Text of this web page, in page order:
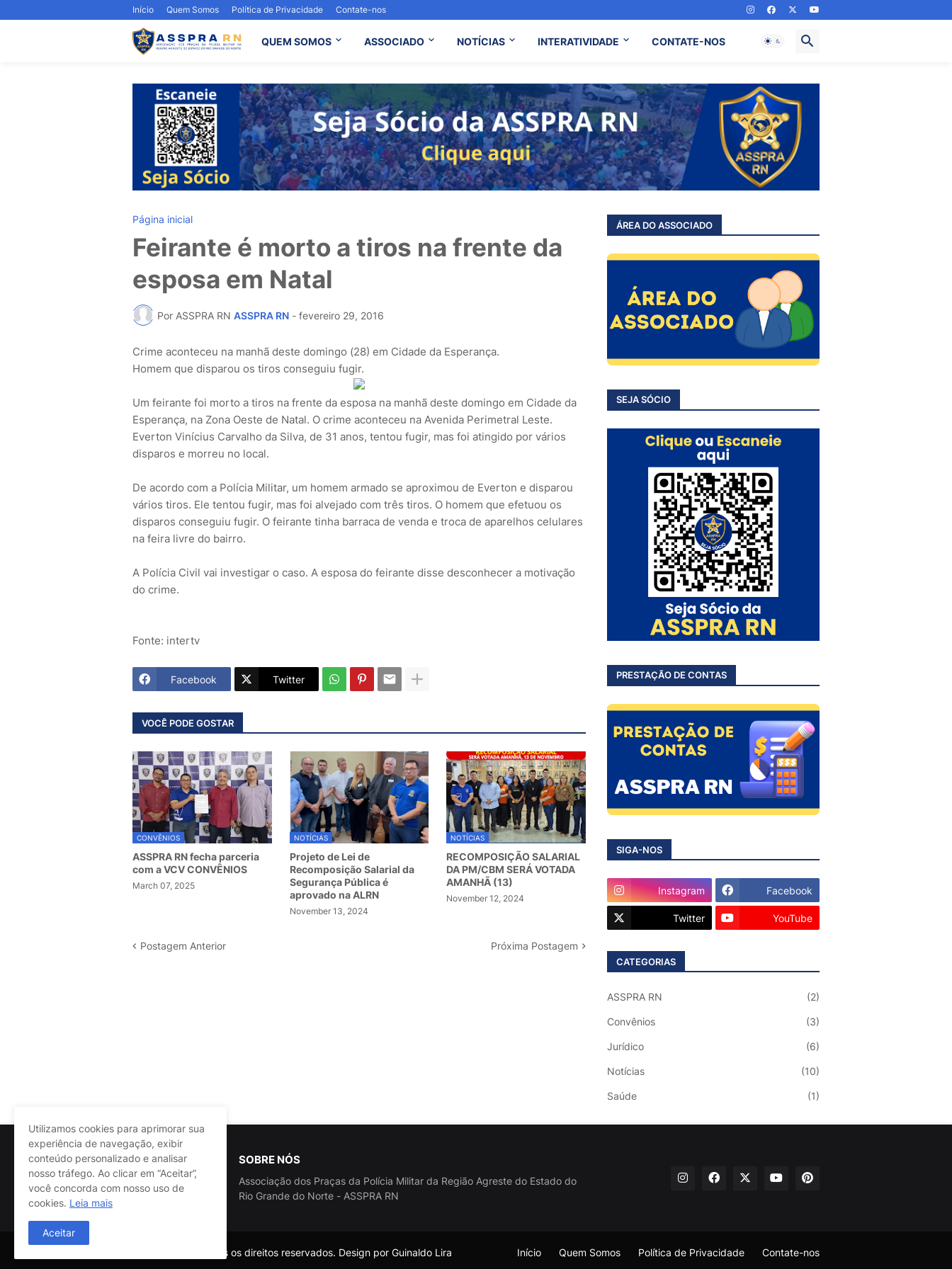
Início Quem Somos Política de Privacidade Contate-nos
QUEM SOMOS ASSOCIADO NOTÍCIAS INTERATIVIDADE CONTATE-NOS
Página inicial
Feirante é morto a tiros na frente da
esposa em Natal
Por ASSPRA RN ASSPRA RN - fevereiro 29, 2016
Crime aconteceu na manhã deste domingo (28) em Cidade da Esperança.
Homem que disparou os tiros conseguiu fugir.
Um feirante foi morto a tiros na frente da esposa na manhã deste domingo em Cidade da
Esperança, na Zona Oeste de Natal. O crime aconteceu na Avenida Perimetral Leste.
Everton Vinícius Carvalho da Silva, de 31 anos, tentou fugir, mas foi atingido por vários
disparos e morreu no local.
De acordo com a Polícia Militar, um homem armado se aproximou de Everton e disparou
vários tiros. Ele tentou fugir, mas foi alvejado com três tiros. O homem que efetuou os
disparos conseguiu fugir. O feirante tinha barraca de venda e troca de aparelhos celulares
na feira livre do bairro.
A Polícia Civil vai investigar o caso. A esposa do feirante disse desconhecer a motivação
do crime.
Fonte: intertv
Facebook Twitter
VOCÊ PODE GOSTAR
CONVÊNIOS
ASSPRA RN fecha parceria
com a VCV CONVÊNIOS
March 07, 2025
NOTÍCIAS
Projeto de Lei de
Recomposição Salarial da
Segurança Pública é
aprovado na ALRN
November 13, 2024
NOTÍCIAS
RECOMPOSIÇÃO SALARIAL
DA PM/CBM SERÁ VOTADA
AMANHÃ (13)
November 12, 2024
Postagem Anterior Próxima Postagem
ÁREA DO ASSOCIADO
SEJA SÓCIO
PRESTAÇÃO DE CONTAS
SIGA-NOS
Instagram Facebook
Twitter YouTube
CATEGORIAS
ASSPRA RN (2)
Convênios (3)
Jurídico (6)
Notícias (10)
Saúde (1)
SOBRE NÓS
Associação dos Praças da Polícia Militar da Região Agreste do Estado do
Rio Grande do Norte - ASSPRA RN
@ASSPRA RN Todos os direitos reservados. Design por Guinaldo Lira Início Quem Somos Política de Privacidade Contate-nos
Utilizamos cookies para aprimorar sua
experiência de navegação, exibir
conteúdo personalizado e analisar
nosso tráfego. Ao clicar em “Aceitar”,
você concorda com nosso uso de
cookies. Leia mais
Aceitar